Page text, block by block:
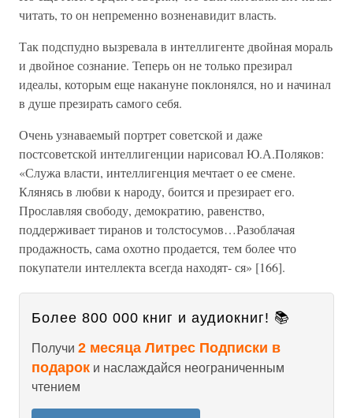
читать, то он непременно возненавидит власть.
Так подспудно вызревала в интеллигенте двойная мораль
и двойное сознание. Теперь он не только презирал
идеалы, которым еще накануне поклонялся, но и начинал
в душе презирать самого себя.
Очень узнаваемый портрет советской и даже
постсоветской интеллигенции нарисовал Ю.А.Поляков:
«Служа власти, интеллигенция мечтает о ее смене.
Клянясь в любви к народу, боится и презирает его.
Прославляя свободу, демократию, равенство,
поддерживает тиранов и толстосумов…Разоблачая
продажность, сама охотно продается, тем более что
покупатели интеллекта всегда находят- ся» [166].
Более 800 000 книг и аудиокниг! 📚
Получи 2 месяца Литрес Подписки в
подарок и наслаждайся неограниченным
чтением